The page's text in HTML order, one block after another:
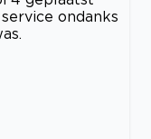
ondanks